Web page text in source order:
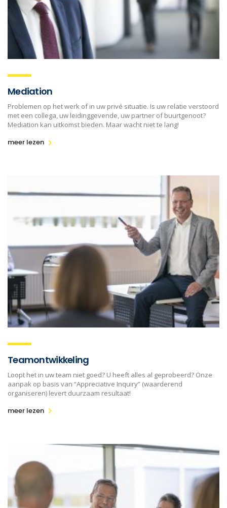
Mediation
Problemen op het werk of in uw privé situatie. Is uw relatie verstoord
met een collega, uw leidinggevende, uw partner of buurtgenoot?
Mediation kan uitkomst bieden. Maar wacht niet te lang!
meer lezen
Teamontwikkeling
Loopt het in uw team niet goed? U heeft alles al geprobeerd? Onze
aanpak op basis van “Appreciative Inquiry” (waarderend
organiseren) levert duurzaam resultaat!
meer lezen